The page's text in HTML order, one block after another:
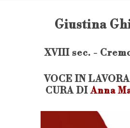
Giustina
XVIII sec. -
VOCE IN
CURA DIAnna